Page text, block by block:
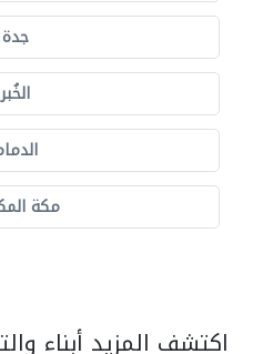
جدة
الخُبر
مكة
اكتشف المزيد أبناء